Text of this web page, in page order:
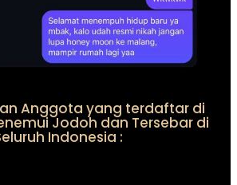
Anggota yang terdaftar di
Jodoh dan Tersebar di
Indonesia :